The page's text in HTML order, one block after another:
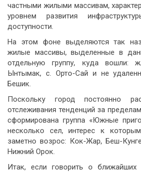
частными жилыми массивам,
уровнем развития
доступности.
На этом фоне выделяются так
жилые массивы, выделенные в
отдельную группу, куда вошли:
Ынтымак, с. Орто-Сай и не
Бешик.
Поскольку город постоянно
отслеживания тенденций за
сформирована группа «Южные
несколько сел, интерес к
заметно возрос: Кок-Жар, Беш-
Нижний Орок.
Итак, если говорить о